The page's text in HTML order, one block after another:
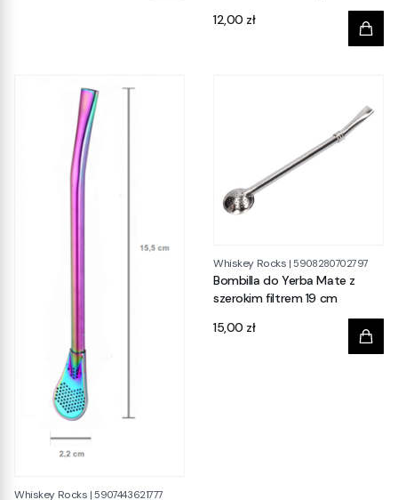
Cena
12,00 zł
Whiskey Rocks |5907443621777
Whiskey Rocks |5908280702797
Bombilla do Yerba Mate z
szerokim filtrem 19 cm
Cena
15,00 zł